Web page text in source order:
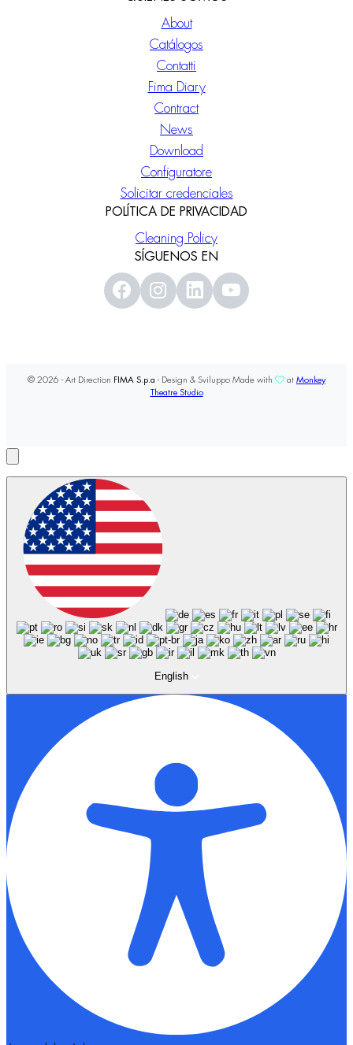
About
Catálogos
Contatti
Fima Diary
Contract
News
Download
Configuratore
Solicitar credenciales
POLÍTICA DE PRIVACIDAD
Cleaning Policy
SÍGUENOS EN
© 2026 - Art Direction FIMA S.p.a - Design & Sviluppo Made with at Monkey
Theatre Studio
English